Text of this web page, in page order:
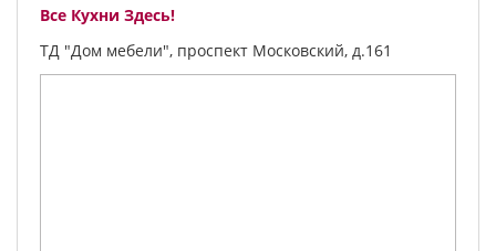
Все Кухни Здесь!
ТД "Дом мебели", проспект Московский, д.161